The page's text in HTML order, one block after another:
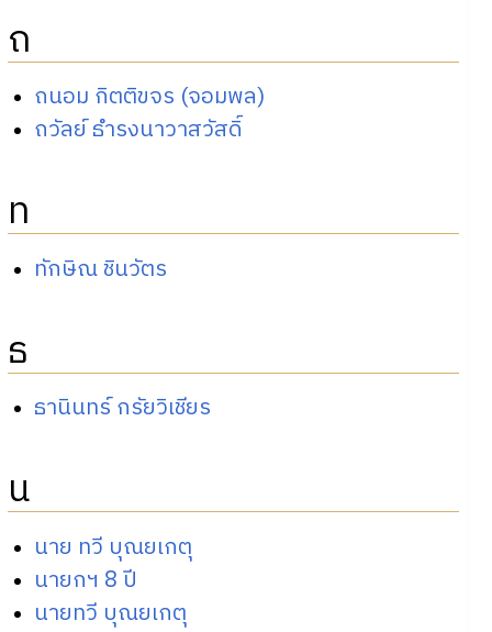
ถ
ถนอม กิตติขจร (จอมพล)
ถวัลย์ ธำรงนาวาสวัสดิ์
ท
ทักษิณ ชินวัตร
ธ
ธานินทร์ กรัยวิเชียร
น
นาย ทวี บุณยเกตุ
นายกฯ 8 ปี
นายทวี บุณยเกตุ